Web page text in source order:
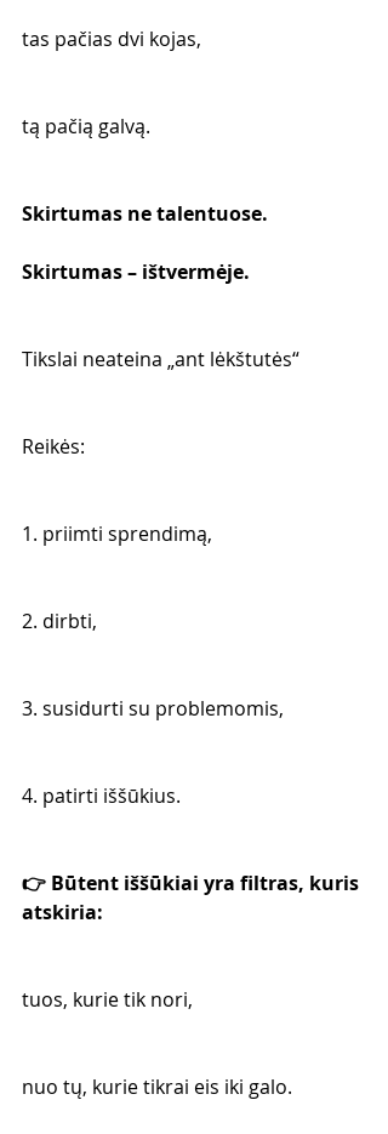
tas pačias dvi kojas,
tą pačią galvą.
Skirtumas ne talentuose.
Skirtumas – ištvermėje.
Tikslai neateina „ant lėkštutės“
Reikės:
1. priimti sprendimą,
2. dirbti,
3. susidurti su problemomis,
4. patirti iššūkius.
👉 Būtent iššūkiai yra filtras, kuris
atskiria:
tuos, kurie tik nori,
nuo tų, kurie tikrai eis iki galo.